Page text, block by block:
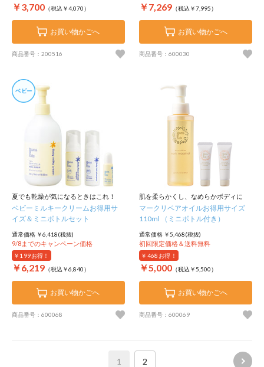
￥3,700 （税込￥4,070）
お買い物かごへ
商品番号：200516
￥7,269 （税込￥7,995）
お買い物かごへ
商品番号：600030
夏でも乾燥が気になるときはこれ！
ベビーミルキークリームお得用サ
イズ＆ミニボトルセット
通常価格 ￥6,418(税抜)
9/8までのキャンペーン価格
￥199お得！
￥6,219 （税込￥6,840）
お買い物かごへ
商品番号：600068
肌を柔らかくし、なめらかボディに
マークリペアオイルお得用サイズ
110ml （ミニボトル付き）
通常価格 ￥5,468(税抜)
初回限定価格＆送料無料
￥468 お得！
￥5,000 （税込￥5,500）
お買い物かごへ
商品番号：600069
1 2